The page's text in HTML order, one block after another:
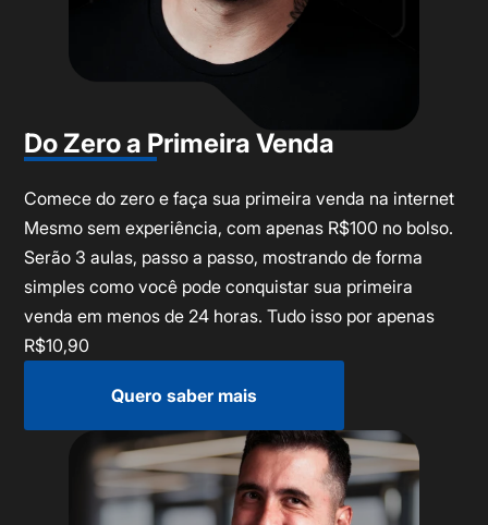
Do Zero a Primeira Venda
Comece do zero e faça sua primeira venda na internet
Mesmo sem experiência, com apenas R$100 no bolso.
Serão 3 aulas, passo a passo, mostrando de forma
simples como você pode conquistar sua primeira
venda em menos de 24 horas. Tudo isso por apenas
R$10,90
Quero saber mais